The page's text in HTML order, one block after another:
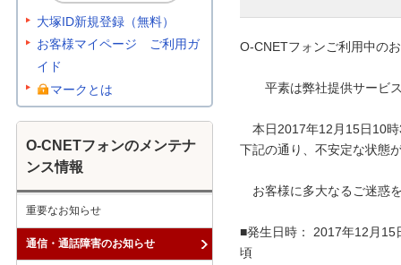
O-CNETフォンご利用中の
平素は弊社提供サービス
本日2017年12月15日10時
下記の通り、不安定な状態
お客様に多大なるご迷惑
■発生日時： 2017年12月
大塚ID新規登録（無料）
お客様マイページ ご利用ガ
イド
マークとは
O-CNETフォンのメンテナ
ンス情報
重要なお知らせ
通信・通話障害のお知らせ